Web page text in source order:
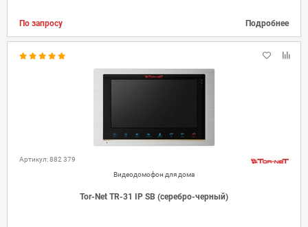
По запросу Подробнее
Артикул: 882 379
Видеодомофон для дома
Tor-Net TR-31 IP SB (серебро-черный)